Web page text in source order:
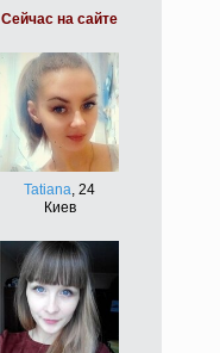
Сейчас на сайте
Tatiana, 24
Киев